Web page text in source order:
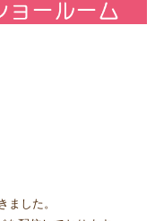
した。